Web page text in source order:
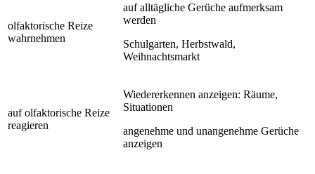
olfaktorische Reize
wahrnehmen
auf alltägliche Gerüche aufmerksam
werden
Schulgarten, Herbstwald,
Weihnachtsmarkt
auf olfaktorische Reize
reagieren
Wiedererkennen anzeigen: Räume,
Situationen
angenehme und unangenehme Gerüche
anzeigen